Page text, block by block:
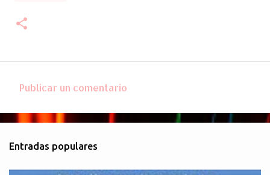
o
e
n
Publicar un comentario
Entradas populares